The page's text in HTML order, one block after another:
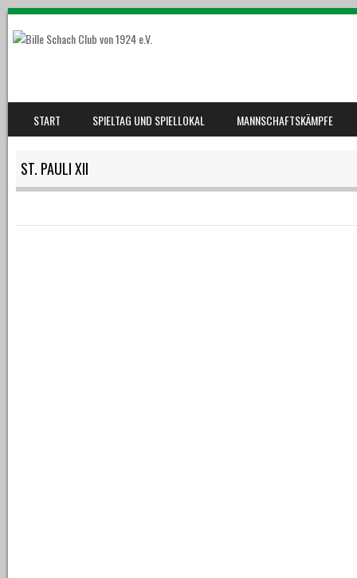
MENU
SKIP TO CONTENT
START SPIELTAG UND SPIELLOKAL MANNSCHAFTSKÄMPFE
ST. PAULI XII